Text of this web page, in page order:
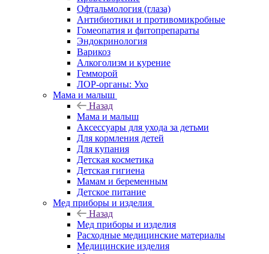
Офтальмология (глаза)
Антибиотики и противомикробные
Гомеопатия и фитопрепараты
Эндокринология
Варикоз
Алкоголизм и курение
Гемморой
ЛОР-органы: Ухо
Мама и малыш
Назад
Мама и малыш
Аксессуары для ухода за детьми
Для кормления детей
Для купания
Детская косметика
Детская гигиена
Мамам и беременным
Детское питание
Мед приборы и изделия
Назад
Мед приборы и изделия
Расходные медицинские материалы
Медицинские изделия